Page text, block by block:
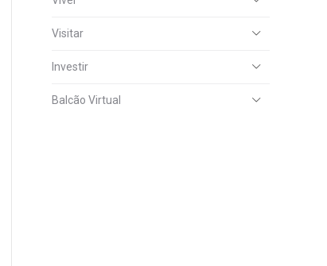
Visitar
Investir
Balcão Virtual